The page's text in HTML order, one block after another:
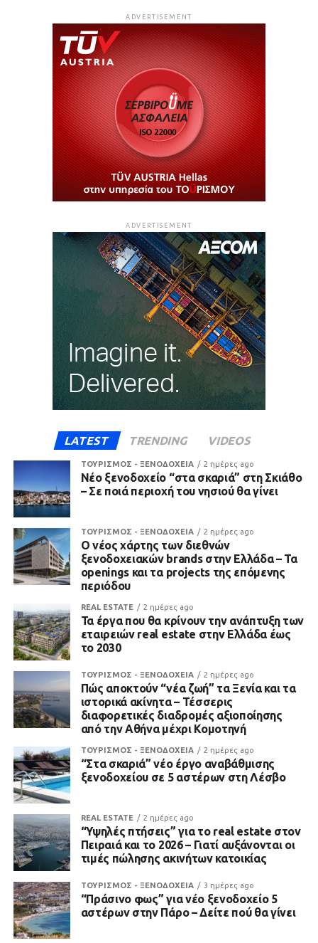
ADVERTISEMENT
ADVERTISEMENT
LATEST TRENDING VIDEOS
ΤΟΥΡΙΣΜΟΣ - ΞΕΝΟΔΟΧΕΙΑ 2 ημέρες ago
Νέο ξενοδοχείο “στα σκαριά” στη Σκιάθο
– Σε ποιά περιοχή του νησιού θα γίνει
ΤΟΥΡΙΣΜΟΣ - ΞΕΝΟΔΟΧΕΙΑ 2 ημέρες ago
Ο νέος χάρτης των διεθνών
ξενοδοχειακών brands στην Ελλάδα – Τα
openings και τα projects της επόμενης
περιόδου
REAL ESTATE 2 ημέρες ago
Τα έργα που θα κρίνουν την ανάπτυξη των
εταιρειών real estate στην Ελλάδα έως
το 2030
ΤΟΥΡΙΣΜΟΣ - ΞΕΝΟΔΟΧΕΙΑ 2 ημέρες ago
Πώς αποκτούν “νέα ζωή” τα Ξενία και τα
ιστορικά ακίνητα – Τέσσερις
διαφορετικές διαδρομές αξιοποίησης
από την Αθήνα μέχρι Κομοτηνή
ΤΟΥΡΙΣΜΟΣ - ΞΕΝΟΔΟΧΕΙΑ 2 ημέρες ago
“Στα σκαριά” νέο έργο αναβάθμισης
ξενοδοχείου σε 5 αστέρων στη Λέσβο
REAL ESTATE 2 ημέρες ago
“Υψηλές πτήσεις” για το real estate στον
Πειραιά και το 2026 – Γιατί αυξάνονται οι
τιμές πώλησης ακινήτων κατοικίας
ΤΟΥΡΙΣΜΟΣ - ΞΕΝΟΔΟΧΕΙΑ 3 ημέρες ago
“Πράσινο φως” για νέο ξενοδοχείο 5
αστέρων στην Πάρο – Δείτε πού θα γίνει